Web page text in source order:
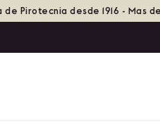
de Pirotecnia desde 1916 - Mas